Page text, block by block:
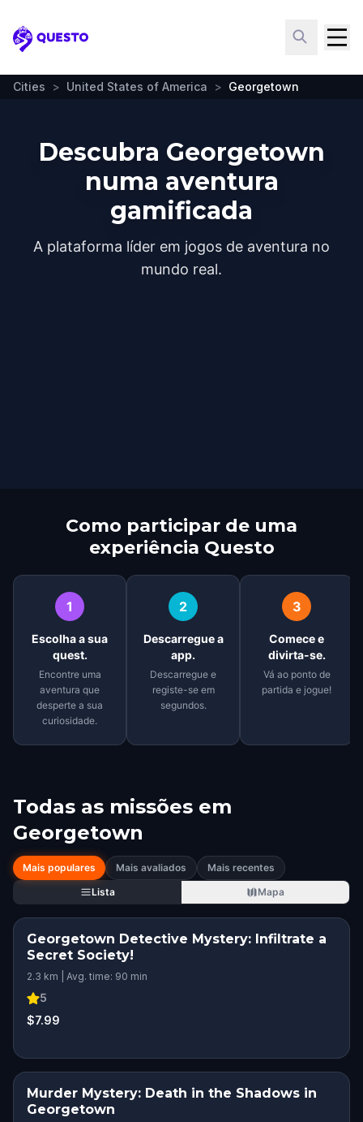
Questo
Cities > United States of America > Georgetown
Descubra Georgetown
numa aventura
gamificada
A plataforma líder em jogos de aventura no
mundo real.
Como participar de uma
experiência Questo
1
Escolha a sua
quest.
Encontre uma
aventura que
desperte a sua
curiosidade.
2
Descarregue a
app.
Descarregue e
registe-se em
segundos.
3
Comece e
divirta-se.
Vá ao ponto de
partida e jogue!
Todas as missões em
Georgetown
Mais populares Mais avaliados
Mais recentes
Lista
Mapa
Georgetown Detective Mystery: Infiltrate a
Secret Society!
2.3 km | Avg. time: 90 min
5
$7.99
Murder Mystery: Death in the Shadows in
Georgetown